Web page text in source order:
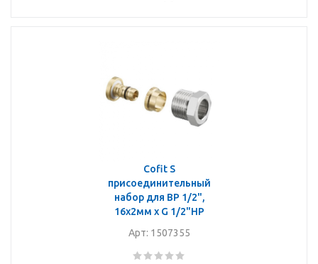
Cofit S
присоединительный
набор для ВР 1/2",
16x2мм x G 1/2"НР
Арт: 1507355